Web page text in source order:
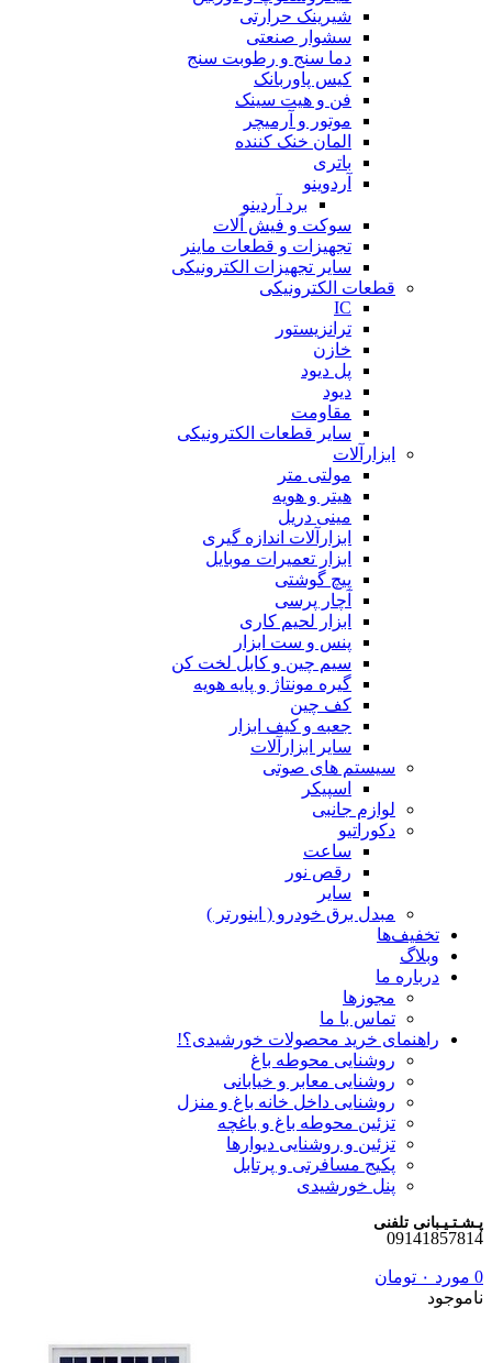
شیرینک حرارتی
سشوار صنعتی
دما سنج و رطوبت سنج
کیس پاوربانک
فن و هیت سینک
موتور و آرمیچر
المان خنک کننده
باتری
آردوینو
برد آردینو
سوکت و فیش آلات
تجهیزات و قطعات ماینر
سایر تجهیزات الکترونیکی
قطعات الکترونیکی
IC
ترانزیستور
خازن
پل دیود
دیود
مقاومت
سایر قطعات الکترونیکی
ابزارآلات
مولتی متر
هیتر و هویه
مینی دریل
ابزارآلات اندازه گیری
ابزار تعمیرات موبایل
پیچ گوشتی
آچار پرسی
ابزار لحیم کاری
پنس و ست ابزار
سیم چین و کابل لخت کن
گیره مونتاژ و پایه هویه
کف چین
جعبه و کیف ابزار
سایر ابزارآلات
سیستم های صوتی
اسپیکر
لوازم جانبی
دکوراتیو
ساعت
رقص نور
سایر
مبدل برق خودرو ( اینورتر )
تخفیف‌ها
وبلاگ
درباره ما
مجوزها
تماس با ما
راهنمای خرید محصولات خورشیدی؟!
روشنایی محوطه باغ
روشنایی معابر و خیابانی
روشنایی داخل خانه باغ و منزل
تزئین محوطه باغ و باغچه
تزئین و روشنایی دیوارها
پکیج مسافرتی و پرتابل
پنل خورشیدی
پـشـتـیـبانی تلفنی
09141857814
0 مورد ۰ تومان
ناموجود